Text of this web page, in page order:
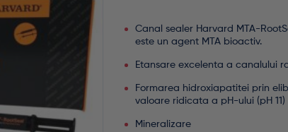
Canal sealer Harvard MTA-
este un agent MTA bioactiv.
Etansare excelenta a canalului
Formarea hidroxiapatitei prin
valoare ridicata a pH-ului (pH 11)
Mineralizare